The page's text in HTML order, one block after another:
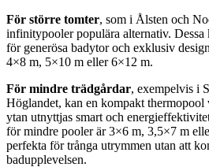
För större tomter, som i Ålsten och
infinitypooler populära alternativ.
för generösa badytor och exklusiv
4×8 m, 5×10 m eller 6×12 m.
För mindre trädgårdar, exempelvis i
Höglandet, kan en kompakt thermopool
ytan utnyttjas smart och
för mindre pooler är 3×6 m, 3,5×7 m
perfekta för trånga utrymmen utan att
badupplevelsen.